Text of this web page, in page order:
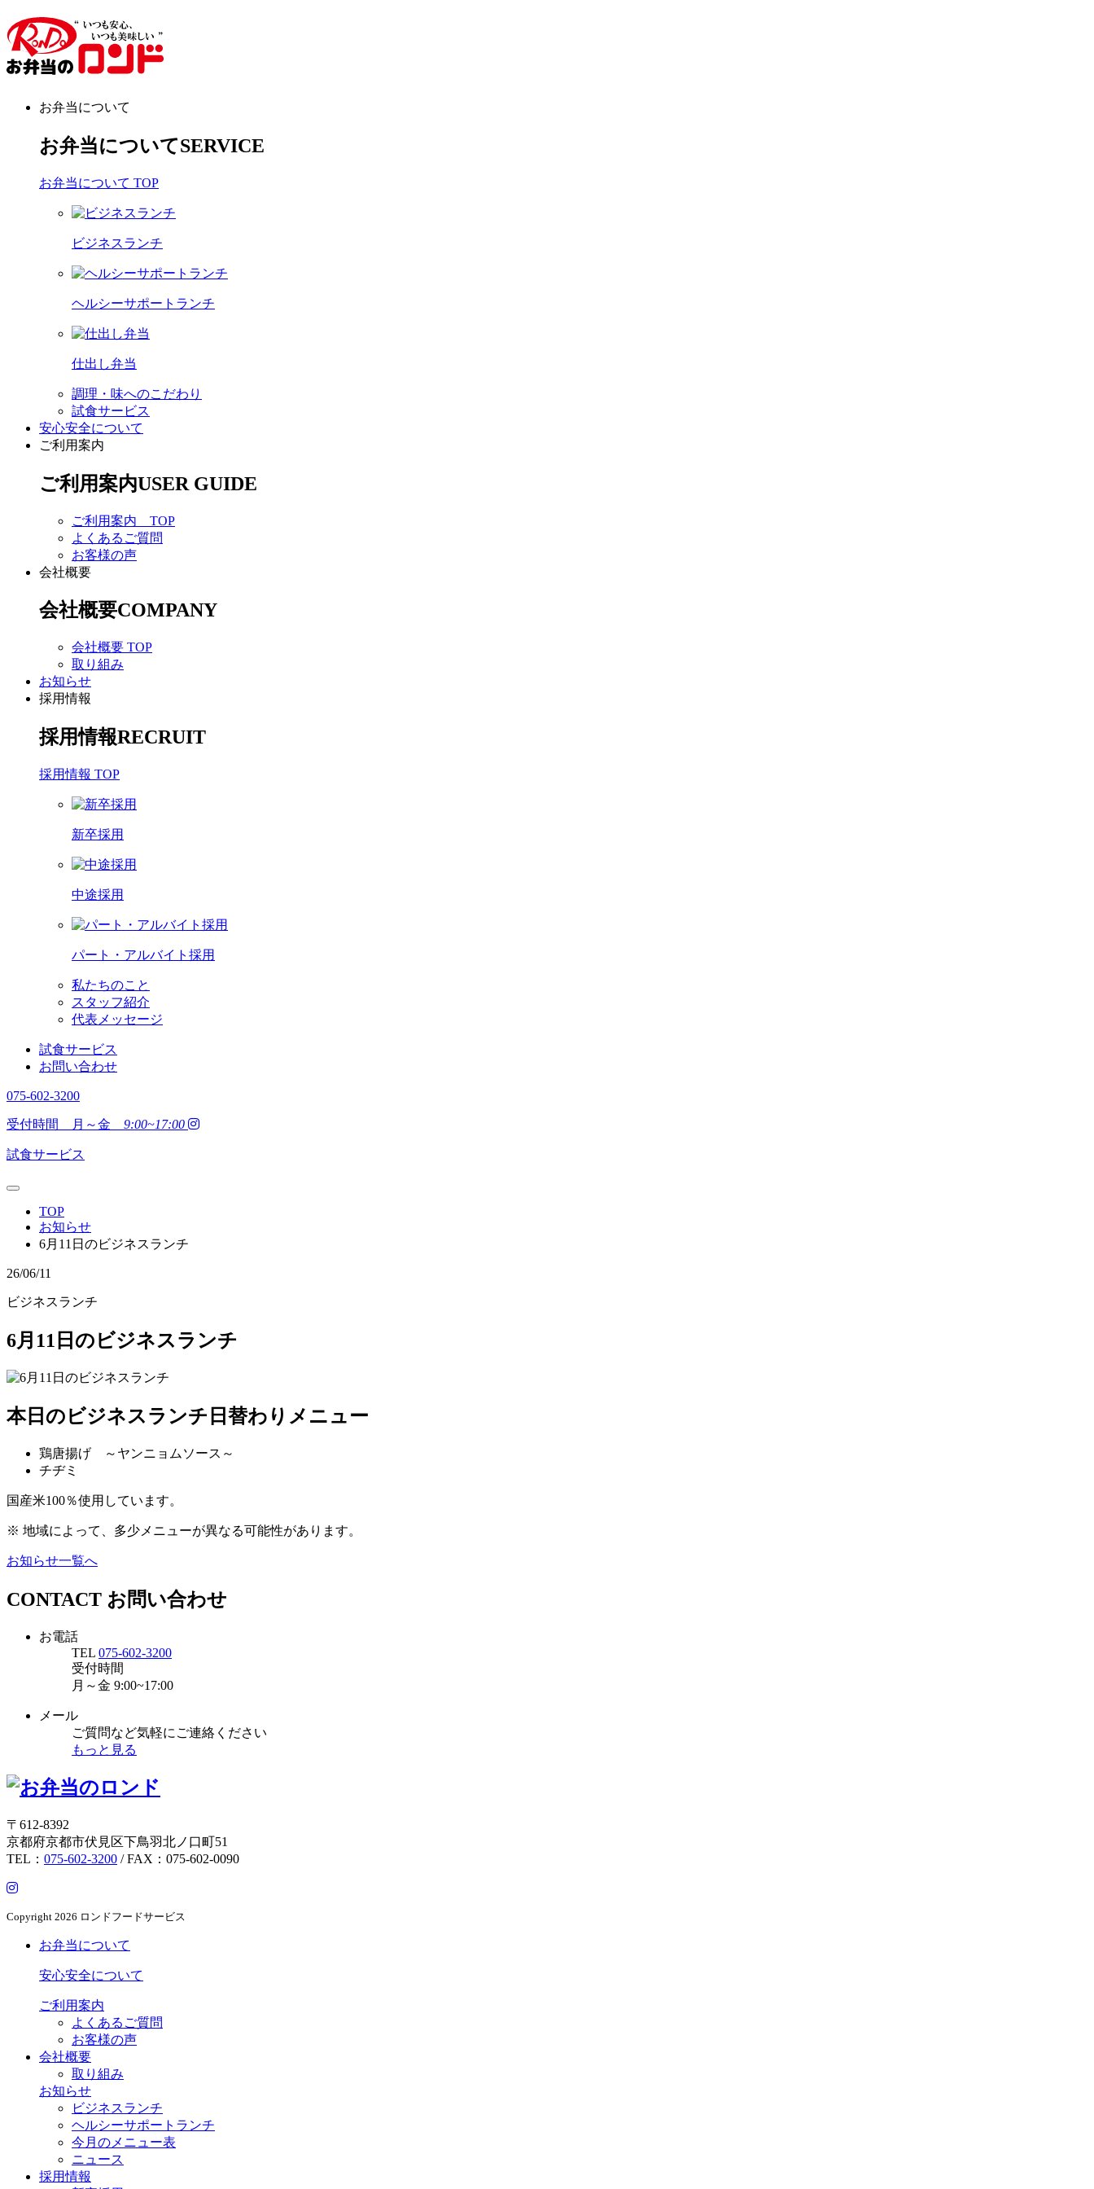
お弁当について
お弁当についてSERVICE
お弁当について TOP
ビジネスランチ
ヘルシーサポートランチ
仕出し弁当
調理・味へのこだわり
試食サービス
安心安全について
ご利用案内
ご利用案内USER GUIDE
ご利用案内 TOP
よくあるご質問
お客様の声
会社概要
会社概要COMPANY
会社概要 TOP
取り組み
お知らせ
採用情報
採用情報RECRUIT
採用情報 TOP
新卒採用
中途採用
パート・アルバイト採用
私たちのこと
スタッフ紹介
代表メッセージ
試食サービス
お問い合わせ
075-602-3200
受付時間 月～金 9:00~17:00
試食サービス
TOP
お知らせ
6月11日のビジネスランチ
26/06/11
ビジネスランチ
6月11日のビジネスランチ
本日のビジネスランチ日替わりメニュー
鶏唐揚げ ～ヤンニョムソース～
チヂミ
国産米100％使用しています。
※ 地域によって、多少メニューが異なる可能性があります。
お知らせ一覧へ
CONTACT お問い合わせ
お電話
TEL 075-602-3200
受付時間
月～金 9:00~17:00
メール
ご質問など気軽にご連絡ください
もっと見る
〒612-8392
京都府京都市伏見区下鳥羽北ノ口町51
TEL： 075-602-3200 / FAX：075-602-0090
Copyright 2026 ロンドフードサービス
お弁当について
安心安全について
ご利用案内
よくあるご質問
お客様の声
会社概要
取り組み
お知らせ
ビジネスランチ
ヘルシーサポートランチ
今月のメニュー表
ニュース
採用情報